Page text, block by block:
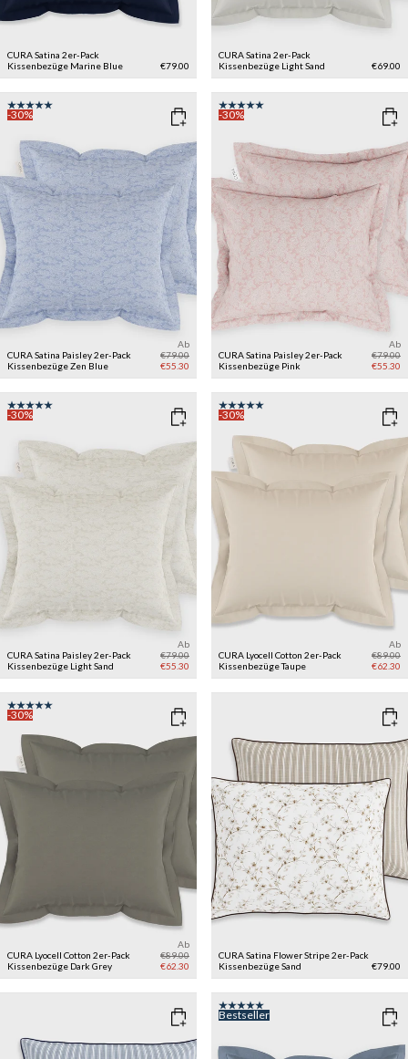
CURA Satina 2er-Pack
Kissenbezüge Marine Blue €79.00
CURA Satina 2er-Pack
Kissenbezüge Light Sand €69.00
-30%
CURA Satina Paisley 2er-Pack
KissenbezügeZen Blue
Ab
€79.00
€55.30
-30%
CURA Satina Paisley 2er-Pack
Kissenbezüge Pink
Ab
€79.00
€55.30
-30%
CURA Satina Paisley 2er-Pack
Kissenbezüge Light Sand
Ab
€79.00
€55.30
-30%
CURA Lyocell Cotton 2er-Pack
KissenbezügeTaupe
Ab
€89.00
€62.30
-30%
CURA Lyocell Cotton 2er-Pack
Kissenbezüge Dark Grey
Ab
€89.00
€62.30
CURA Satina Flower Stripe 2er-Pack
KissenbezügeSand €79.00
Bestseller